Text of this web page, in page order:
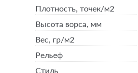
Плотность, точек/м2
Высота ворса, мм
Вес, гр/м2
Рельеф
Стиль